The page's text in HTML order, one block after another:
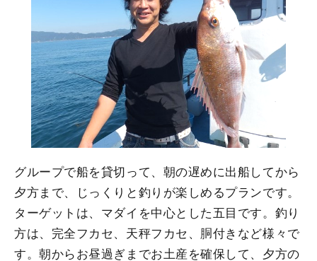
グループで船を貸切って、朝の遅めに出船してから
夕方まで、じっくりと釣りが楽しめるプランです。
ターゲットは、マダイを中心とした五目です。釣り
方は、完全フカセ、天秤フカセ、胴付きなど様々で
す。朝からお昼過ぎまでお土産を確保して、夕方の